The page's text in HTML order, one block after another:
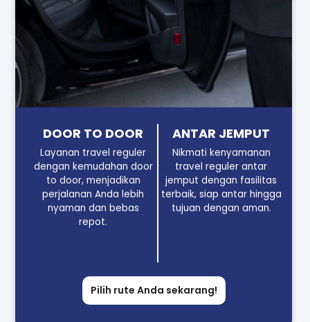
DOOR TO DOOR
Layanan travel reguler
dengan kemudahan door
to door, menjadikan
perjalanan Anda lebih
nyaman dan bebas
repot.
ANTAR JEMPUT
Nikmati kenyamanan
travel reguler antar
jemput dengan fasilitas
terbaik, siap antar hingga
tujuan dengan aman.
Pilih rute Anda sekarang!